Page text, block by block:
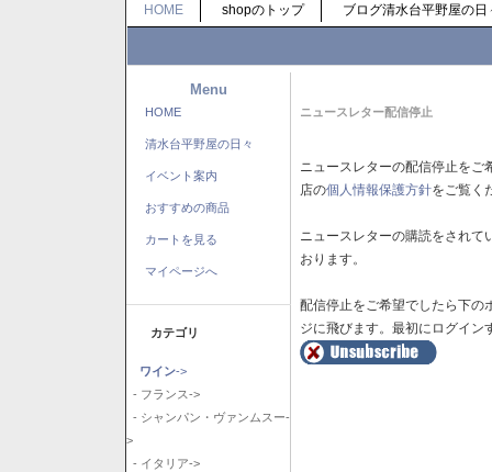
HOME shopのトップ ブログ清水台平野屋の日
Menu
HOME
清水台平野屋の日々
イベント案内
おすすめの商品
カートを見る
マイページへ
カテゴリ
ワイン->
- フランス->
- シャンパン・ヴァンムスー-
>
- イタリア->
ニュースレター配信停止
ニュースレターの配信停止を
店の個人情報保護方針をご覧く
ニュースレターの購読をされ
おります。
配信停止をご希望でしたら下の
ジに飛びます。最初にログイン